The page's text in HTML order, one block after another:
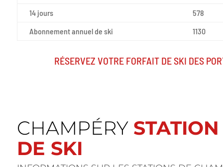
14 jours
578
Abonnement annuel de ski
1130
RÉSERVEZ VOTRE FORFAIT DE SKI DES
CHAMPÉRY STATION
DE SKI